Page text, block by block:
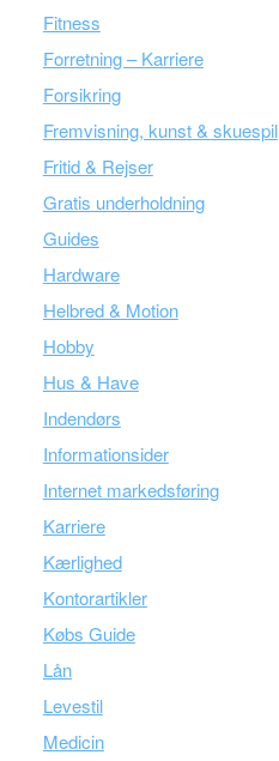
Fitness
Forretning – Karriere
Forsikring
Fremvisning, kunst & skuespil
Fritid & Rejser
Gratis underholdning
Guides
Hardware
Helbred & Motion
Hobby
Hus & Have
Indendørs
Informationsider
Internet markedsføring
Karriere
Kærlighed
Kontorartikler
Købs Guide
Lån
Levestil
Medicin